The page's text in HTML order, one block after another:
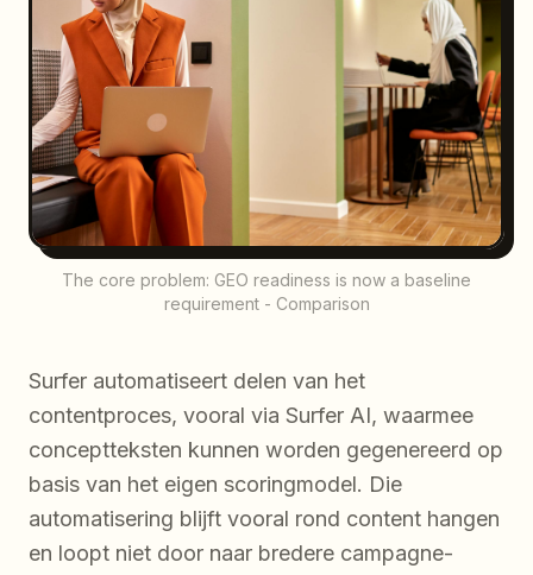
The core problem: GEO readiness is now a baseline
requirement - Comparison
Surfer automatiseert delen van het
contentproces, vooral via Surfer AI, waarmee
conceptteksten kunnen worden gegenereerd op
basis van het eigen scoringmodel. Die
automatisering blijft vooral rond content hangen
en loopt niet door naar bredere campagne-